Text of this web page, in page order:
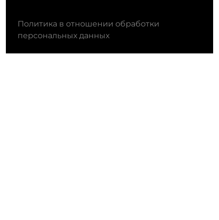
Политика в отношении обработки
персональных данных